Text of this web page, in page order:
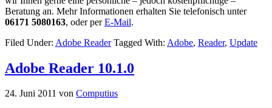
Beratung an. Mehr Informationen erhalten Sie telefonisch unter
06171 5080163, oder perE-Mail.
Filed Under: Adobe Reader Tagged With: Adobe, Reader, Update
Adobe Reader 10.1.0
24. Juni 2011 von Computius